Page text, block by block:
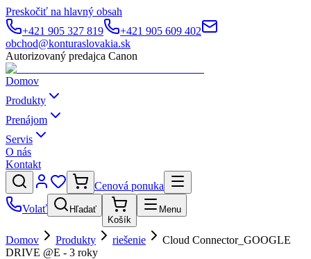
Preskočiť na hlavný obsah
+421 905 327 819
+421 905 609 402
obchod@konturaslovakia.sk
Autorizovaný predajca Canon
Domov
Produkty
Prenájom
Servis
O nás
Kontakt
Cenová ponuka
Volať
Hľadať
Košík
Menu
Domov Produkty riešenie
Cloud Connector_GOOGLE
DRIVE @E - 3 roky